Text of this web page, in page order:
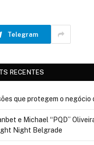
Telegram
RECENTES
que protegem o negócio
e Michael “PQD”
Night Belgrade